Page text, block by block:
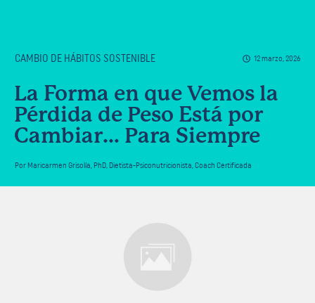
CAMBIO DE HÁBITOS SOSTENIBLE 12 marzo, 2026
La Forma en que Vemos la
Pérdida de Peso Está por
Cambiar… Para Siempre
Por Maricarmen Grisolía, PhD, Dietista-Psiconutricionista, Coach Certificada